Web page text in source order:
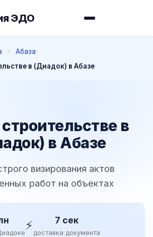
ЭДО
Абаза
в (Диадок) в Абазе
в
в Абазе
визирования актов
работ на объектах
⚡ 7 сек
доставка документа